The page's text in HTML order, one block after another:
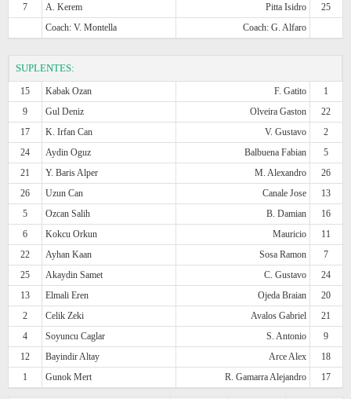
7
A. Kerem Pitta Isidro
25
Coach: V. Montella
Coach: G. Alfaro
SUPLENTES:
15 Kabak Ozan F. Gatito
1
9
Gul Deniz Olveira Gaston
22
17
K. Irfan Can V. Gustavo
2
24
Aydin Oguz Balbuena Fabian
5
21
Y. Baris Alper M. Alexandro
26
26
Uzun Can Canale Jose
13
5
Ozcan Salih B. Damian
16
6
Kokcu Orkun Mauricio
11
22
Ayhan Kaan Sosa Ramon
7
25
Akaydin Samet C. Gustavo
24
13
Elmali Eren Ojeda Braian
20
2
Celik Zeki Avalos Gabriel
21
4
Soyuncu Caglar S. Antonio
9
12
Bayindir Altay Arce Alex
18
1
Gunok Mert R. Gamarra Alejandro 17